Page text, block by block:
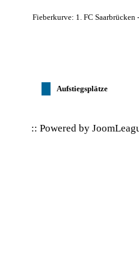
Fieberkurve: 1. FC
Aufstiegsplätze
:: Powered by